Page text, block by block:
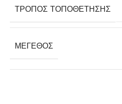
ΤΡΌΠΟΣ ΤΟΠΟΘΈΤΗΣΗΣ
ΜΈΓΕΘΟΣ